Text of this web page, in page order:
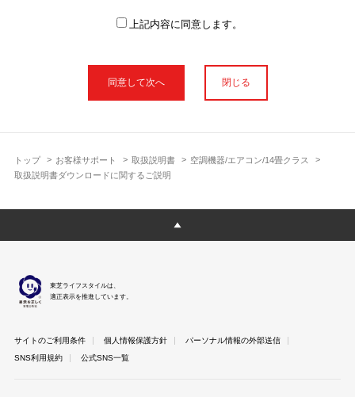
トップ お客様サポート 取扱説明書
空調機器/エアコン/14畳クラス
取扱説明書ダウンロードに関するご説明
使用上のご注意や安全上のご注意、また測定基準や数値等は取扱
説明書が作成された時点での基準に応じた内容となっております
明書以外の印刷物が同梱されている場合がありますが、本サイト
ではそれらを全て公開しておりませんのであらかじめご了承くだ
本サイトのサービスは予告なく中止または内容を変更する場合が
ございますのであらかじめご了承ください。
さま以外からのお問い合わせにはお答えできない場合があります
のであらかじめご了承ください。
上記内容に同意します。
閉じる
東芝ライフスタイルは、
適正表示を推進しています。
サイトのご利用条件 個人情報保護方針
パーソナル情報の外部送信
SNS利用規約
公式SNS一覧